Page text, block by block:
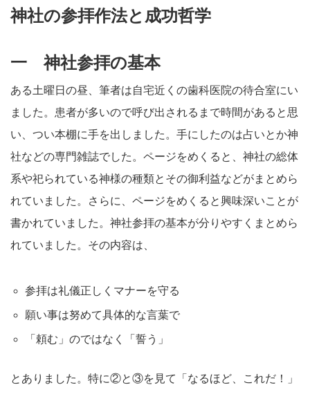
神社の参拝作法と成功哲学
一 神社参拝の基本
ある土曜日の昼、筆者は自宅近くの歯科医院の待合室にい
ました。患者が多いので呼び出されるまで時間があると思
い、つい本棚に手を出しました。手にしたのは占いとか神
社などの専門雑誌でした。ページをめくると、神社の総体
系や祀られている神様の種類とその御利益などがまとめら
れていました。さらに、ページをめくると興味深いことが
書かれていました。神社参拝の基本が分りやすくまとめら
れていました。その内容は、
参拝は礼儀正しくマナーを守る
願い事は努めて具体的な言葉で
「頼む」のではなく「誓う」
とありました。特に②と③を見て「なるほど、これだ！」